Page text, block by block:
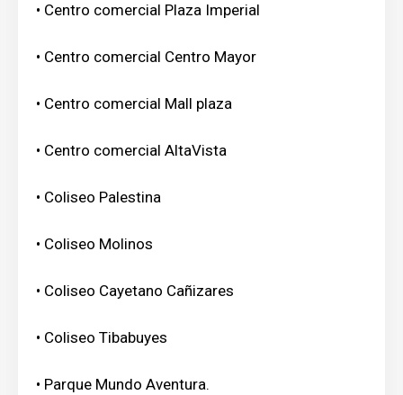
• Centro comercial Plaza Imperial
• Centro comercial Centro Mayor
• Centro comercial Mall plaza
• Centro comercial AltaVista
• Coliseo Palestina
• Coliseo Molinos
• Coliseo Cayetano Cañizares
• Coliseo Tibabuyes
• Parque Mundo Aventura.